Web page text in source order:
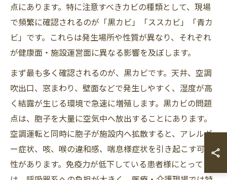
点にあります。特に注意すべきカビの種類として、現場
で頻繁に確認されるのが「黒カビ」「ススカビ」「青カ
ビ」です。これらは発生場所や性質が異なり、それぞれ
が健康面・施設運営面に異なる影響を及ぼします。
まず最も多く確認されるのが、黒カビです。天井、空調
吹出口、窓まわり、壁面などで発生しやすく、湿度が高
く結露が生じる環境で急速に増殖します。黒カビの問題
点は、胞子を大量に空気中へ放出することにあります。
空調運転と同時に胞子が施設内へ拡散すると、アレルギ
ー症状、咳、喉の違和感、喘息様症状を引き起こす可能
性があります。免疫力が低下している患者様にとって